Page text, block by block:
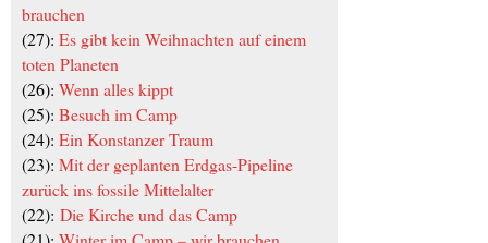
brauchen
(27): Es gibt kein Weihnachten auf einem
toten Planeten
(26): Wenn alles kippt
(25): Besuch im Camp
(24): Ein Konstanzer Traum
(23): Mit der geplanten Erdgas-Pipeline
zurück ins fossile Mittelalter
(22): Die Kirche und das Camp